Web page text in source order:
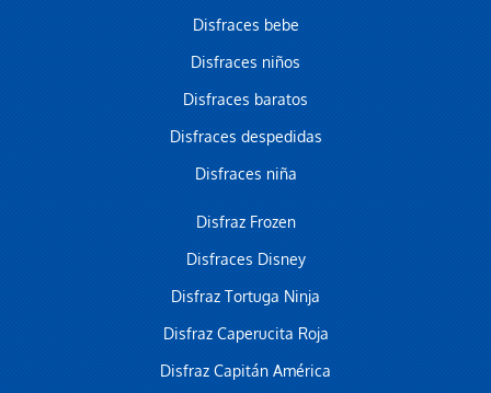
Disfraces bebe
Disfraces niños
Disfraces baratos
Disfraces despedidas
Disfraces niña
Disfraz Frozen
Disfraces Disney
Disfraz Tortuga Ninja
Disfraz Caperucita Roja
Disfraz Capitán América